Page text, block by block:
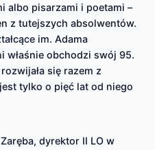
albo pisarzami i poetami –
z tutejszych absolwentów.
im. Adama
właśnie obchodzi swój 95.
się razem z
tylko o pięć lat od niego
dyrektor II LO w